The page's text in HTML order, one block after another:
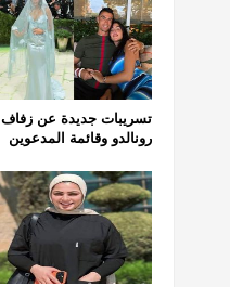
تسريبات جديدة عن زفاف
رونالدو وقائمة المدعوين